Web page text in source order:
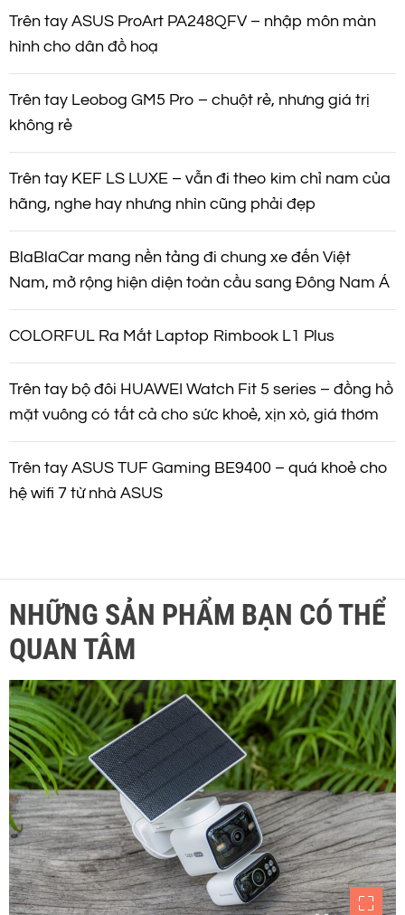
Trên tay ASUS ProArt PA248QFV – nhập môn màn
hình cho dân đồ hoạ
Trên tay Leobog GM5 Pro – chuột rẻ, nhưng giá trị
không rẻ
Trên tay KEF LS LUXE – vẫn đi theo kim chỉ nam của
hãng, nghe hay nhưng nhìn cũng phải đẹp
BlaBlaCar mang nền tảng đi chung xe đến Việt
Nam, mở rộng hiện diện toàn cầu sang Đông Nam Á
COLORFUL Ra Mắt Laptop Rimbook L1 Plus
Trên tay bộ đôi HUAWEI Watch Fit 5 series – đồng hồ
mặt vuông có tất cả cho sức khoẻ, xịn xò, giá thơm
Trên tay ASUS TUF Gaming BE9400 – quá khoẻ cho
hệ wifi 7 từ nhà ASUS
NHỮNG SẢN PHẨM BẠN CÓ THỂ
QUAN TÂM